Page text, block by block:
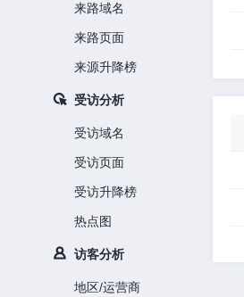
来路域名
来路页面
来源升降榜
受访分析
受访域名
受访页面
受访升降榜
热点图
访客分析
地区/运营商